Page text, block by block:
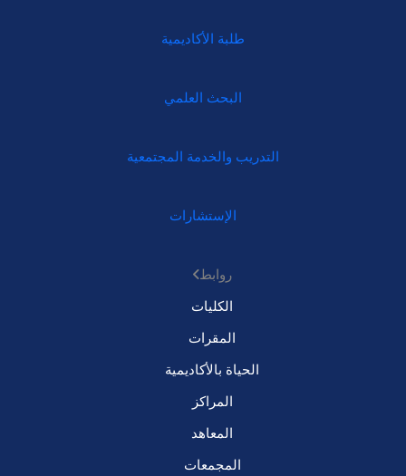
طلبة الأكاديمية
البحث العلمي
التدريب والخدمة المجتمعية
الإستشارات
روابط
الكليات
المقرات
الحياة بالأكاديمية
المراكز
المعاهد
المجمعات